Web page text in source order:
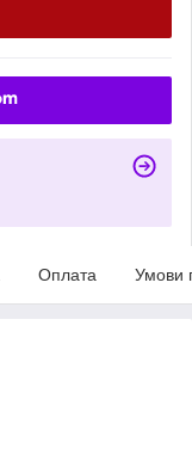
Оплата Умови